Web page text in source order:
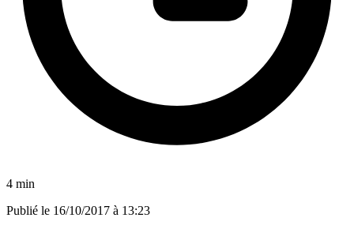
4 min
Publié le 16/10/2017 à 13:23